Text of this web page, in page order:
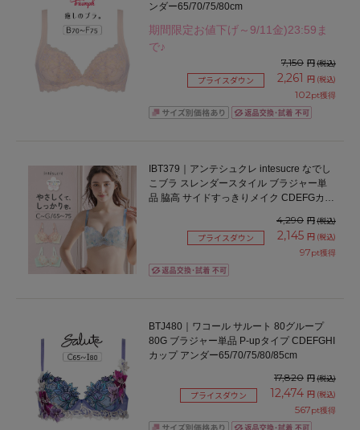
ンダー65/70/75/80cm
期間限定お値下げ～9/11金)23:59ま
で♪
7,150 円(税込)
プライスダウン 2,261 円 (税込)
102pt獲得
IBT379｜アンテシュクレ intesucre なでし
こブラ スレンダースタイル ブラジャー単
品 脇高 サイドすっきりメイク CDEFGカッ
4,290 円(税込)
プライスダウン 2,145 円 (税込)
97pt獲得
BTJ480｜ワコール サルート 80グループ
80G ブラジャー単品 P-upタイプ CDEFGHI
カップ アンダー65/70/75/80/85cm
17,820 円(税込)
プライスダウン 12,474 円 (税込)
567pt獲得